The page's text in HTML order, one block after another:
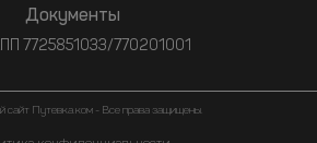
Документы
7725851033/770201001
сайт Путевка.ком - Все права защищены.